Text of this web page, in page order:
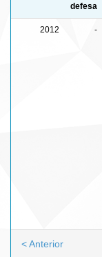
defesa
2012 -
< Anterior